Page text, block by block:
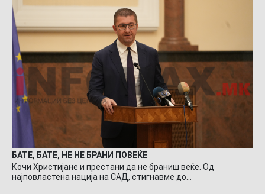
БАТЕ, БАТЕ, НЕ НЕ БРАНИ ПОВЕЌЕ
Кочи Христијане и престани да не браниш веќе. Од
најповластена нација на САД, стигнавме до…